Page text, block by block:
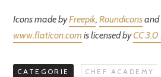
Icons made byFreepik, Roundiconsand
www.flaticon.com is licensed byCC 3.0
CATEGORIE
CHEF ACADEMY